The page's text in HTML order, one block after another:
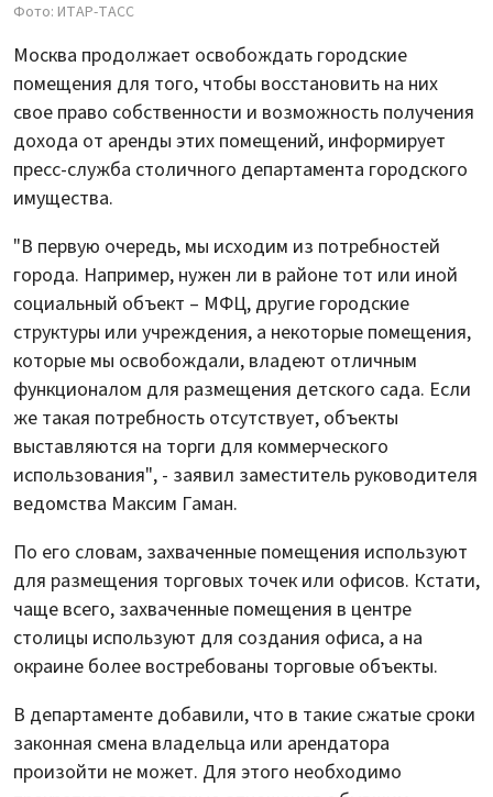
Фото: ИТАР-ТАСС
Москва продолжает освобождать городские
помещения для того, чтобы восстановить на них
свое право собственности и возможность получения
дохода от аренды этих помещений, информирует
пресс-служба столичного департамента городского
имущества.
"В первую очередь, мы исходим из потребностей
города. Например, нужен ли в районе тот или иной
социальный объект – МФЦ, другие городские
структуры или учреждения, а некоторые помещения,
которые мы освобождали, владеют отличным
функционалом для размещения детского сада. Если
же такая потребность отсутствует, объекты
выставляются на торги для коммерческого
использования", - заявил заместитель руководителя
ведомства Максим Гаман.
По его словам, захваченные помещения используют
для размещения торговых точек или офисов. Кстати,
чаще всего, захваченные помещения в центре
столицы используют для создания офиса, а на
окраине более востребованы торговые объекты.
В департаменте добавили, что в такие сжатые сроки
законная смена владельца или арендатора
произойти не может. Для этого необходимо